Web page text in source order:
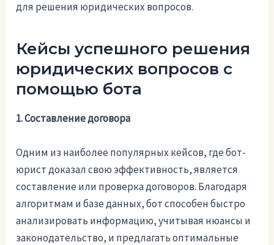
для решения юридических вопросов.
Кейсы успешного решения
юридических вопросов с
помощью бота
1. Составление договора
Одним из наиболее популярных кейсов, где бот-
юрист доказал свою эффективность, является
составление или проверка договоров. Благодаря
алгоритмам и базе данных, бот способен быстро
анализировать информацию, учитывая нюансы и
законодательство, и предлагать оптимальные